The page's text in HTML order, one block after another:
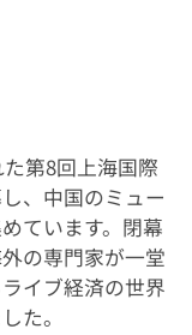
第8回上海国際
、中国のミュー
ています。閉幕
の専門家が一堂
イブ経済の世界
た。